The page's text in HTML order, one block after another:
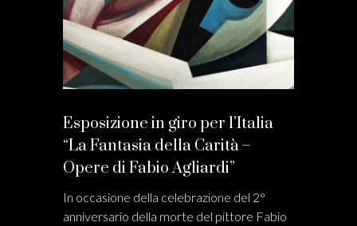
Esposizione in giro per l’Italia
“La Fantasia della Carità –
Opere di Fabio Agliardi”
In occasione della celebrazione del 2°
anniversario della morte del pittore Fabio